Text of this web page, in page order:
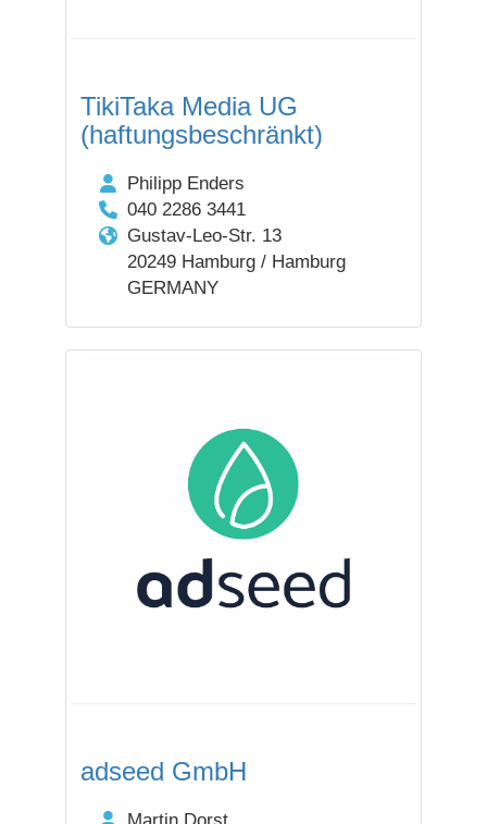
TikiTaka Media UG
(haftungsbeschränkt)
Philipp Enders
040 2286 3441
Gustav-Leo-Str. 13
20249 Hamburg / Hamburg
GERMANY
adseed GmbH